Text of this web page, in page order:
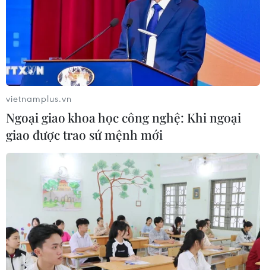
TIN LIÊN QUAN
Cục Hàng hải đề xuất đầu tư hơn 400 tỷ
đồng nâng cấp luồng Cửa Việt
05/01/2020 08:16
Do ảnh hưởng của sa bồi, tuyến luồng Cửa Việt (tỉnh
vietnamplus.vn
Ngoại giao khoa học công nghệ: Khi ngoại
giao được trao sứ mệnh mới